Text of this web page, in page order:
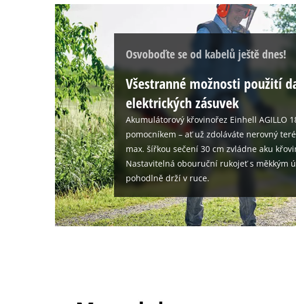
Osvoboďte se od kabelů ještě dnes!
Všestranné možnosti použití
elektrických zásuvek
Akumulátorový křovinořez Einhell AGILLO
pomocníkem – ať už zdoláváte nerovný
max. šířkou sečení 30 cm zvládne aku
Nastavitelná obouruční rukojeť s měkkým
pohodlně drží v ruce.